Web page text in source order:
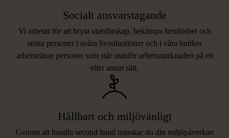
Socialt ansvarstagande
Vi arbetar för att bryta utanförskap, bekämpa hemlöshet och
stötta personer i svåra livssituationer och i våra butiker
arbetstränar personer som står utanför arbetsmarknaden på ett
eller annat sätt.
Hållbart och miljövänligt
Genom att handla second hand minskar du din miljöpåverkan